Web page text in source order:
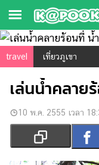
ข่าว-
ความ
รู้
ข่าว
ข่าว
บันเทิง
travel เที่ยวภูเขา
เล่นน้ำคลา
10 พ.ค. 2555 เวลา